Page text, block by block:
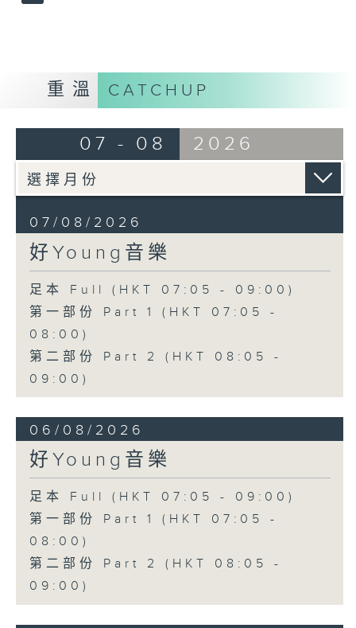
重溫 CATCHUP
07 - 08 2026
07/08/2026
好Young音樂
足本 Full (HKT 07:05 - 09:00)
第一部份 Part 1 (HKT 07:05 -
08:00)
第二部份 Part 2 (HKT 08:05 -
09:00)
06/08/2026
好Young音樂
足本 Full (HKT 07:05 - 09:00)
第一部份 Part 1 (HKT 07:05 -
08:00)
第二部份 Part 2 (HKT 08:05 -
09:00)